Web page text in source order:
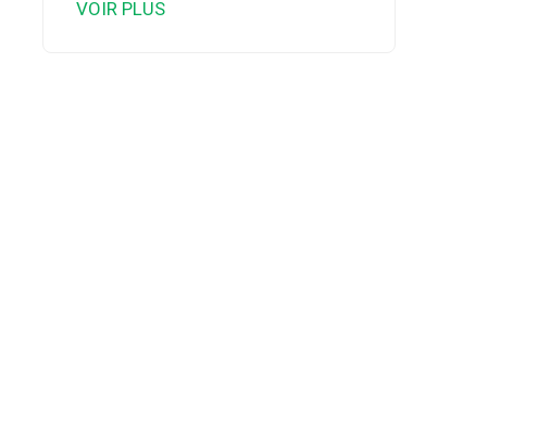
VOIR PLUS